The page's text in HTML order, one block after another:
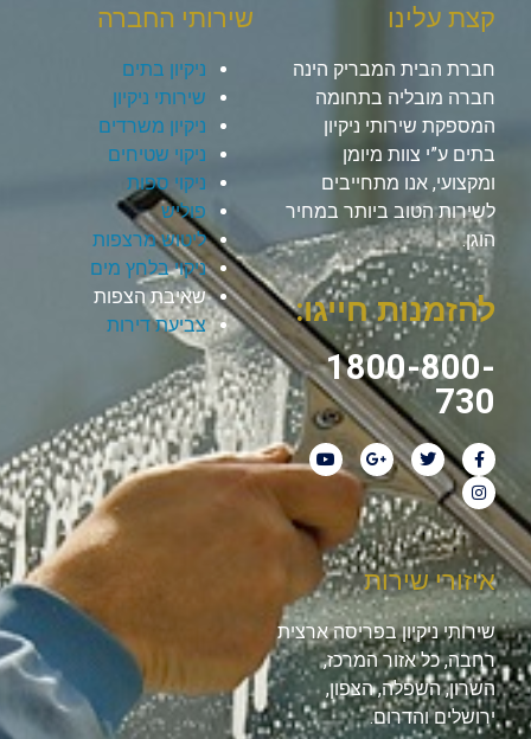
קצת עלינו
חברת הבית המבריק הינה
חברה מובליה בתחומה
המספקת שירותי ניקיון
בתים ע”י צוות מיומן
ומקצועי, אנו מתחייבים
לשירות הטוב ביותר במחיר
הוגן.
להזמנות חייגו:
1800-800-
730
שירותי החברה
ניקיון בתים
שירותי ניקיון
ניקיון משרדים
ניקוי שטיחים
ניקוי ספות
פוליש
ליטוש מרצפות
ניקוי בלחץ מים
שאיבת הצפות
צביעת דירות
איזורי שירות
שירותי ניקיון בפריסה ארצית
רחבה, כל אזור המרכז,
השרון, השפלה, הצפון,
ירושלים והדרום.